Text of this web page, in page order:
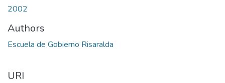
2002
Authors
Escuela de Gobierno Risaralda
URI